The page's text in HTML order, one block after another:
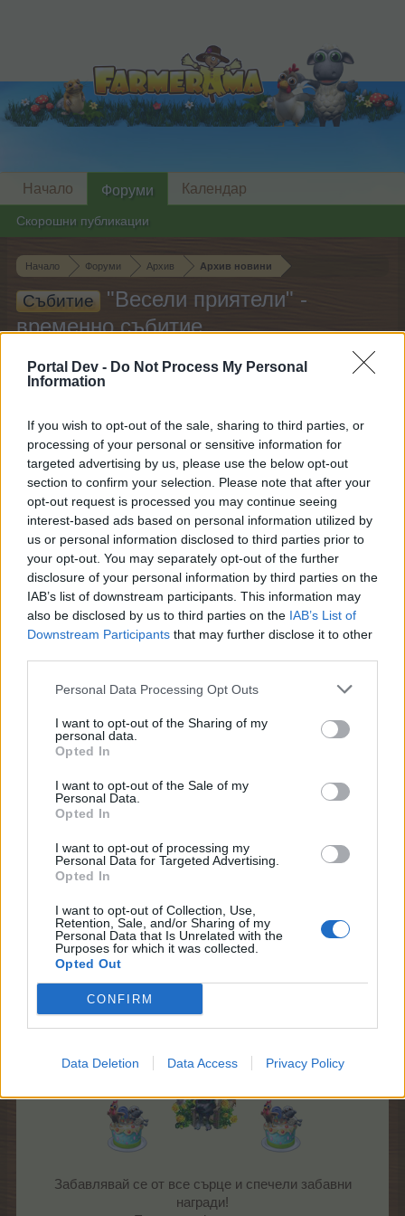
Portal Dev - Do Not Process My Personal
Information
If you wish to opt-out of the sale, sharing to third parties, or
processing of your personal or sensitive information for
targeted advertising by us, please use the below opt-out
section to confirm your selection. Please note that after your
opt-out request is processed you may continue seeing
interest-based ads based on personal information utilized by
us or personal information disclosed to third parties prior to
your opt-out. You may separately opt-out of the further
disclosure of your personal information by third parties on the
IAB’s list of downstream participants. This information may
also be disclosed by us to third parties on the IAB’s List of
Downstream Participants that may further disclose it to other
Personal Data Processing Opt Outs
I want to opt-out of the Sharing of my
personal data.
Opted In
I want to opt-out of the Sale of my
Personal Data.
Opted In
I want to opt-out of processing my
Personal Data for Targeted Advertising.
Opted In
I want to opt-out of Collection, Use,
Retention, Sale, and/or Sharing of my
Personal Data that Is Unrelated with the
Purposes for which it was collected.
Opted Out
CONFIRM
Data Deletion Data Access Privacy Policy
Начало Форуми Архив Архив новини
Събитие
"Весели приятели" -
временно събитие
Скъпи форум потребители,
форума и да участвате в дискусиите, или
искате да започнете своя собствена тема,
първо ще трябва да влезете в играта. Моля,
регистрирайте се, ако нямате собствен акаунт.
Ние очакваме с нетърпение следващото ви
посещение във форума! Играйте тук
Каспаретка
Team Farmerama BG
Здравейте, фермери!
приятелството, като изключение от това не прави и
Макар и да е малко странен, приятелите му
означават много за него и за това иска да организира
засаждаш жълти рози, събираш капчици от отварата
за приятелство и направиш сладкиши за
приятелство в мелницата. Посети читалището, за да
участваш в новия куест "Весели приятели" и да
разбереш какво се случва.
Начало:24.07.2015 г. в 15:00 ч.
Край:30.07.2015 г. в 15:00 ч.
Тема с информация-
събитие
Тема за дискусии-
Забавлявай се от все сърце и спечели забавни
награди!
Начало Форуми
Скорошни публикации
Календар